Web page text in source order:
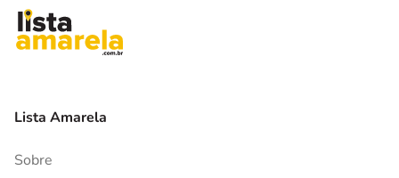
Lista Amarela
Sobre